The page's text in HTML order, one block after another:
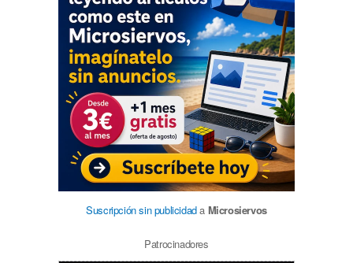
Suscripción sin publicidada Microsiervos
Patrocinadores